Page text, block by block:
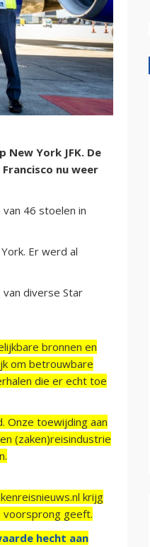
New York JFK. De
nu weer
46 stoelen in
Er werd al
van diverse Star
bronnen en
om betrouwbare
die er echt toe
Onze toewijding aan
(zaken)reisindustrie
krijg
voorsprong geeft.
hecht aan